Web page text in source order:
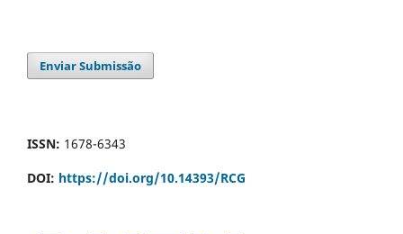
Enviar Submissão
ISSN: 1678-6343
DOI: https://doi.org/10.14393/RCG